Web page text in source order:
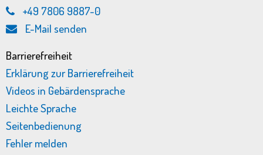
+49 7806 9887-0
E-Mail senden
Barrierefreiheit
Erklärung zur Barrierefreiheit
Videos in Gebärdensprache
Leichte Sprache
Seitenbedienung
Fehler melden